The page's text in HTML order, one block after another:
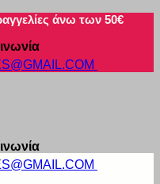
άνω των 50€